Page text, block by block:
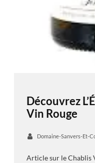
Découvrez
Vin Rouge
Domaine-Sanvers-Et-
Article sur le Chablis